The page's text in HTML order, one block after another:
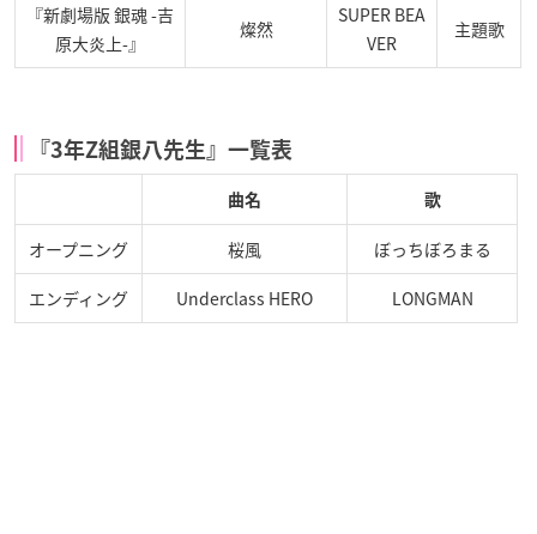
『新劇場版 銀魂 -吉
原大炎上-』
燦然
SUPER BEA
VER
主題歌
『3年Z組銀八先生』一覧表
曲名 歌
オープニング 桜風 ぼっちぼろまる
エンディング Underclass HERO LONGMAN